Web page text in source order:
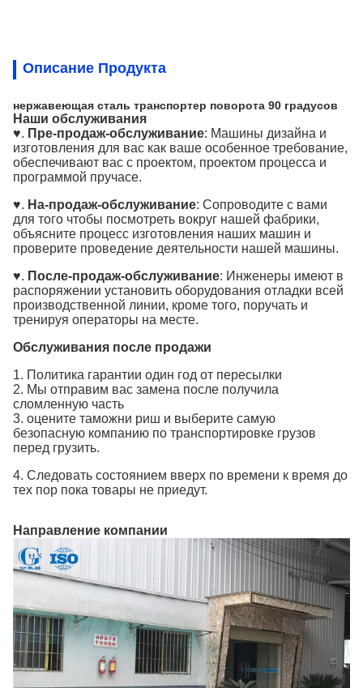
Описание Продукта
нержавеющая сталь транспортер поворота 90 градусов
Наши обслуживания
♥. Пре-продаж-обслуживание: Машины дизайна и
изготовления для вас как ваше особенное требование,
обеспечивают вас с проектом, проектом процесса и
программой пручасе.
♥. На-продаж-обслуживание: Сопроводите с вами
для того чтобы посмотреть вокруг нашей фабрики,
объясните процесс изготовления наших машин и
проверите проведение деятельности нашей машины.
♥. После-продаж-обслуживание: Инженеры имеют в
распоряжении установить оборудования отладки всей
производственной линии, кроме того, поручать и
тренируя операторы на месте.
Обслуживания после продажи
1. Политика гарантии один год от пересылки
2. Мы отправим вас замена после получила
сломленную часть
3. оцените таможни риш и выберите самую
безопасную компанию по транспортировке грузов
перед грузить.
4. Следовать состоянием вверх по времени к время до
тех пор пока товары не приедут.
Направление компании